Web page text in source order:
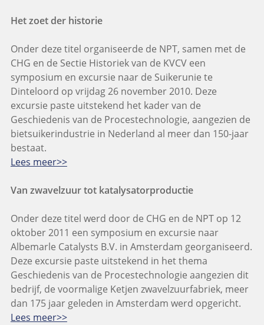
Het zoet der historie
Onder deze titel organiseerde de NPT, samen met de
CHG en de Sectie Historiek van de KVCV een
symposium en excursie naar de Suikerunie te
Dinteloord op vrijdag 26 november 2010. Deze
excursie paste uitstekend het kader van de
Geschiedenis van de Procestechnologie, aangezien de
bietsuikerindustrie in Nederland al meer dan 150-jaar
bestaat.
Lees meer>>
Van zwavelzuur tot katalysatorproductie
Onder deze titel werd door de CHG en de NPT op 12
oktober 2011 een symposium en excursie naar
Albemarle Catalysts B.V. in Amsterdam georganiseerd.
Deze excursie paste uitstekend in het thema
Geschiedenis van de Procestechnologie aangezien dit
bedrijf, de voormalige Ketjen zwavelzuurfabriek, meer
dan 175 jaar geleden in Amsterdam werd opgericht.
Lees meer>>